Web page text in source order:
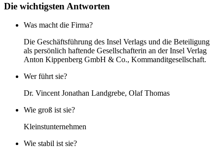
Die wichtigsten Antworten
Was macht die Firma?
Die Geschäftsführung des Insel Verlags und die Beteiligung
als persönlich haftende Gesellschafterin an der Insel Verlag
Anton Kippenberg GmbH & Co., Kommanditgesellschaft.
Wer führt sie?
Dr. Vincent Jonathan Landgrebe, Olaf Thomas
Wie groß ist sie?
Kleinstunternehmen
Wie stabil ist sie?